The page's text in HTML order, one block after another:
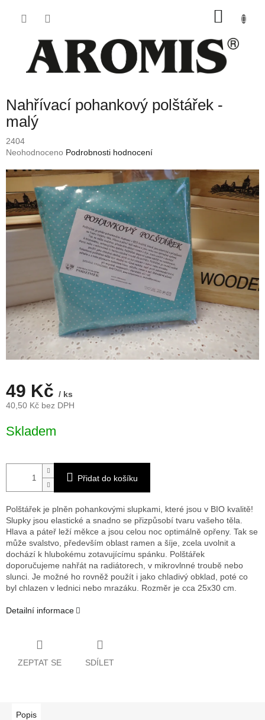
Nahřívací pohankový polštářek -
malý
2404
Průměrné
produktu
0,0
z
5
hvězdiček.
Neohodnoceno Podrobnosti hodnocení
49 Kč / ks
40,50 Kč bez DPH
cena:
Skladem
Přidat do košíku
Polštářek je plněn pohankovými slupkami, které jsou v BIO kvalitě!
Slupky jsou elastické a snadno se přizpůsobí tvaru vašeho těla.
Hlava a páteř leží měkce a jsou celou noc optimálně opřeny. Tak se
může svalstvo, především oblast ramen a šíje, zcela uvolnit a
dochází k hlubokému zotavujícímu spánku. Polštářek
doporučujeme nahřát na radiátorech, v mikrovlnné troubě nebo
slunci. Je možné ho rovněž použít i jako chladivý obklad, poté co
byl chlazen v lednici nebo mrazáku. Rozměr je cca 25x30 cm.
Detailní informace
ZEPTAT SE SDÍLET
Popis